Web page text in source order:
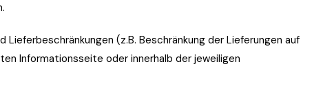
Lieferbeschränkungen (z.B. Beschränkung der Lieferungen auf
Informationsseite oder innerhalb der jeweiligen